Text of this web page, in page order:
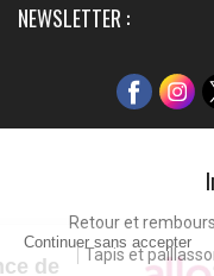
Continuer sans accepter
Pour une
NEWSLETTER :
Retour et
Tapis et